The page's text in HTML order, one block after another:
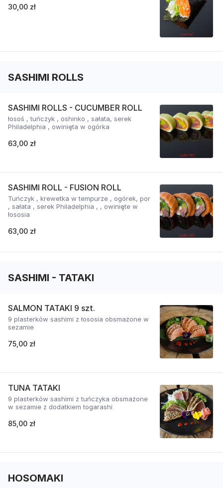
30,00 zł
SASHIMI ROLLS
SASHIMI ROLLS - CUCUMBER ROLL
łosoś , tuńczyk , oshinko , sałata, serek
Philadelphia , owinięta w ogórka
63,00 zł
SASHIMI ROLL - FUSION ROLL
Tuńczyk , krewetka w tempurze , ogórek, por
, sałata , serek Philadelphia , , owinięte w
łososia
63,00 zł
SASHIMI - TATAKI
SALMON TATAKI 9 szt.
9 plasterków sashimi z łososia obsmażone w
sezamie
75,00 zł
TUNA TATAKI
9 plasterków sashimi z tuńczyka obsmażone
w sezamie z dodatkiem togarashi
85,00 zł
HOSOMAKI